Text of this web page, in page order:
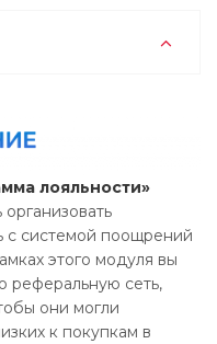
лояльности»
с системой поощрений
этого модуля вы
реферальную сеть,
они могли
к покупкам в